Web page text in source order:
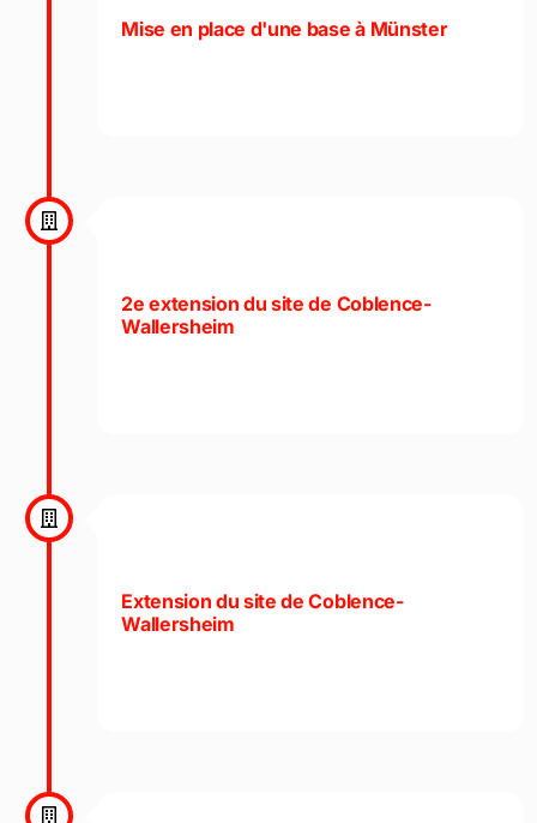
Mise en place d'une base à Münster
2e extension du site de Coblence-
Wallersheim
Extension du site de Coblence-
Wallersheim